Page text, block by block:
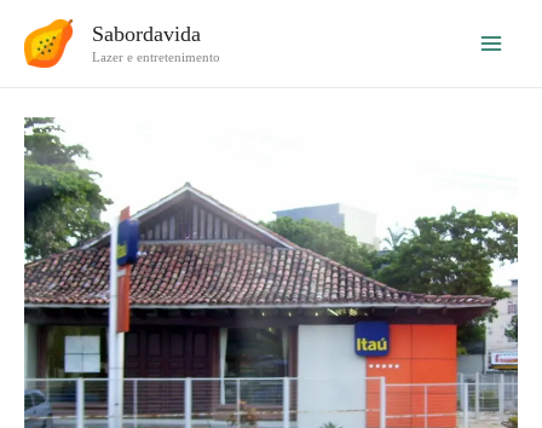
para
Sabordavida
Lazer e entretenimento